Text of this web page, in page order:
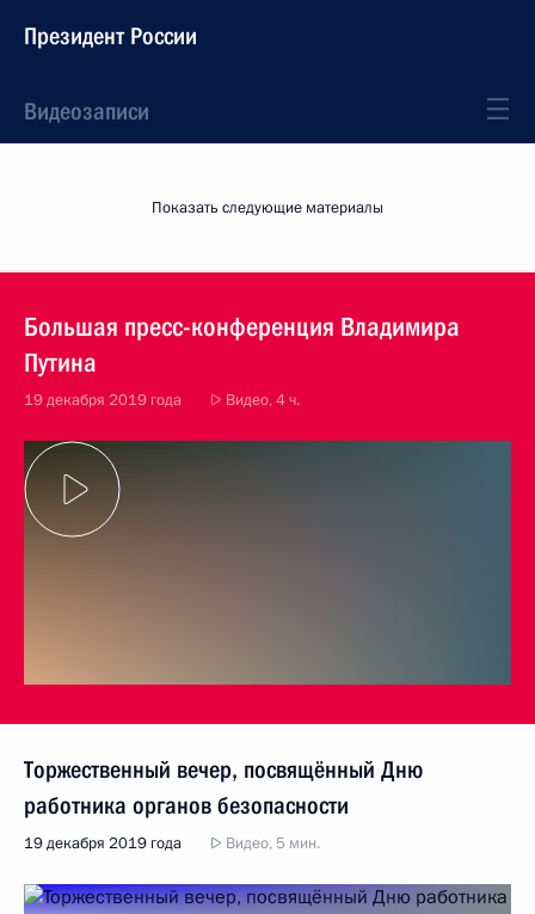
Президент России
Видеозаписи
Показать следующие материалы
Большая пресс-конференция Владимира
Путина
19 декабря 2019 года Видео, 4 ч.
Торжественный вечер, посвящённый Дню
работника органов безопасности
19 декабря 2019 года Видео, 5 мин.